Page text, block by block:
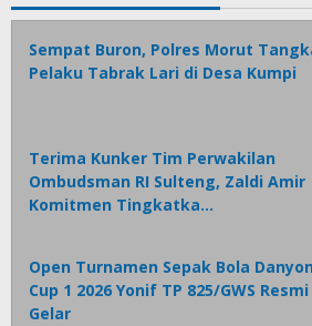
Sempat Buron, Polres Morut
Pelaku Tabrak Lari di Desa Kumpi
Terima Kunker Tim Perwakilan
Ombudsman RI Sulteng, Zaldi Amir
Komitmen Tingkatka…
Open Turnamen Sepak Bola Danyon
Cup 1 2026 Yonif TP 825/GWS
Gelar